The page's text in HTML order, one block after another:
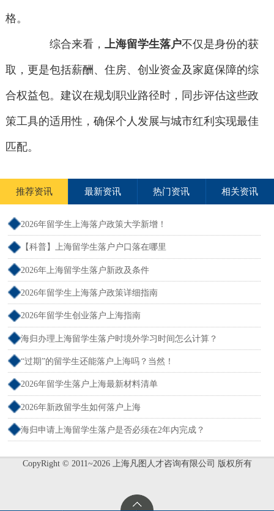
格。
综合来看，上海留学生落户不仅是身份的获
取，更是包括薪酬、住房、创业资金及家庭保障的综
合权益包。建议在规划职业路径时，同步评估这些政
策工具的适用性，确保个人发展与城市红利实现最佳
匹配。
推荐资讯 最新资讯 热门资讯 相关资讯
2026年留学生上海落户政策大学新增！
【科普】上海留学生落户户口落在哪里
2026年上海留学生落户新政及条件
2026年留学生上海落户政策详细指南
2026年留学生创业落户上海指南
海归办理上海留学生落户时境外学习时间怎么计算？
“过期”的留学生还能落户上海吗？当然！
2026年留学生落户上海最新材料清单
2026年新政留学生如何落户上海
海归申请上海留学生落户是否必须在2年内完成？
CopyRight © 2011~2026 上海凡图人才咨询有限公司 版权所有